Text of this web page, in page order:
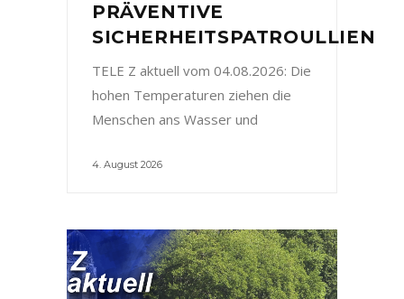
PRÄVENTIVE
SICHERHEITSPATROULLIEN
TELE Z aktuell vom 04.08.2026: Die
hohen Temperaturen ziehen die
Menschen ans Wasser und
4. August 2026